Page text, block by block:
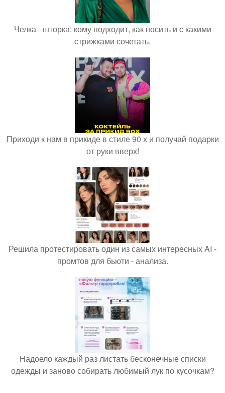
Челка - шторка: кому подходит, как носить и с какими
стрижками сочетать.
Приходи к нам в прикиде в стиле 90 х и получай подарки
от руки вверх!
Решила протестировать один из самых интересных AI -
промтов для бьюти - анализа.
Надоело каждый раз листать бесконечные списки
одежды и заново собирать любимый лук по кусочкам?